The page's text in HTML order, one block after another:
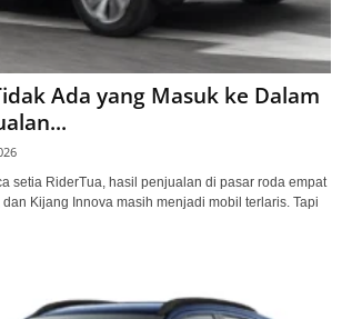
Ada yang Masuk ke Dalam
setia RiderTua, hasil penjualan di pasar roda empat
Kijang Innova masih menjadi mobil terlaris. Tapi